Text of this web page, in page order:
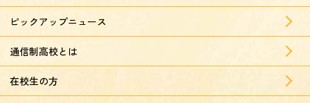
ピックアップニュース
通信制高校とは
在校生の方